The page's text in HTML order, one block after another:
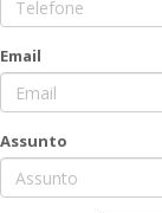
Email
Assunto